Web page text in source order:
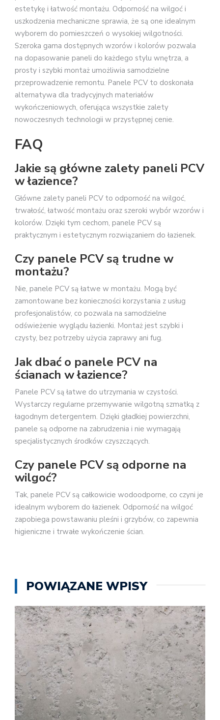
estetykę i łatwość montażu. Odporność na wilgoć i
uszkodzenia mechaniczne sprawia, że są one idealnym
wyborem do pomieszczeń o wysokiej wilgotności.
Szeroka gama dostępnych wzorów i kolorów pozwala
na dopasowanie paneli do każdego stylu wnętrza, a
prosty i szybki montaż umożliwia samodzielne
przeprowadzenie remontu. Panele PCV to doskonała
alternatywa dla tradycyjnych materiałów
wykończeniowych, oferująca wszystkie zalety
nowoczesnych technologii w przystępnej cenie.
FAQ
Jakie są główne zalety paneli PCV
w łazience?
Główne zalety paneli PCV to odporność na wilgoć,
trwałość, łatwość montażu oraz szeroki wybór wzorów i
kolorów. Dzięki tym cechom, panele PCV są
praktycznym i estetycznym rozwiązaniem do łazienek.
Czy panele PCV są trudne w
montażu?
Nie, panele PCV są łatwe w montażu. Mogą być
zamontowane bez konieczności korzystania z usług
profesjonalistów, co pozwala na samodzielne
odświeżenie wyglądu łazienki. Montaż jest szybki i
czysty, bez potrzeby użycia zaprawy ani fug.
Jak dbać o panele PCV na
ścianach w łazience?
Panele PCV są łatwe do utrzymania w czystości.
Wystarczy regularne przemywanie wilgotną szmatką z
łagodnym detergentem. Dzięki gładkiej powierzchni,
panele są odporne na zabrudzenia i nie wymagają
specjalistycznych środków czyszczących.
Czy panele PCV są odporne na
wilgoć?
Tak, panele PCV są całkowicie wodoodporne, co czyni je
idealnym wyborem do łazienek. Odporność na wilgoć
zapobiega powstawaniu pleśni i grzybów, co zapewnia
higieniczne i trwałe wykończenie ścian.
POWIĄZANE WPISY